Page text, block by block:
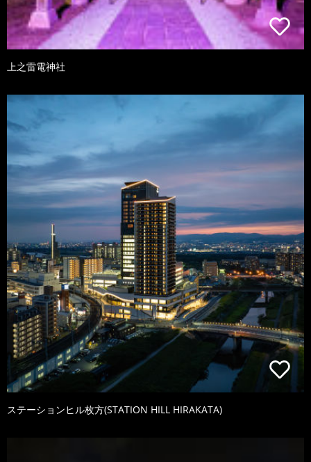
上之雷電神社
ステーションヒル枚方(STATION HILL HIRAKATA)